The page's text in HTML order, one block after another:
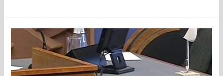
MEEDIAVALVUR:
Mart
Helme
retoorika